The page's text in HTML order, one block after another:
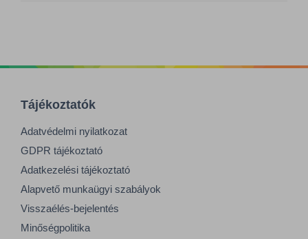
Tájékoztatók
Adatvédelmi nyilatkozat
GDPR tájékoztató
Adatkezelési tájékoztató
Alapvető munkaügyi szabályok
Visszaélés-bejelentés
Minőségpolitika